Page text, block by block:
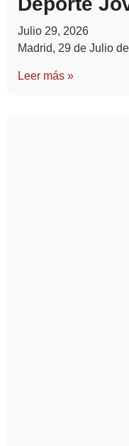
Julio 29, 2026
Madrid, 29 de Julio
Leer más »